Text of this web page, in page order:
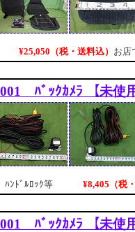
¥25,050（税・送料込） お店
ﾊﾞｯｸｶﾒﾗ 【未使用
ﾝﾄﾞﾙﾛｯｸ等 ¥8,405（税
ﾊﾞｯｸｶﾒﾗ 【未使用